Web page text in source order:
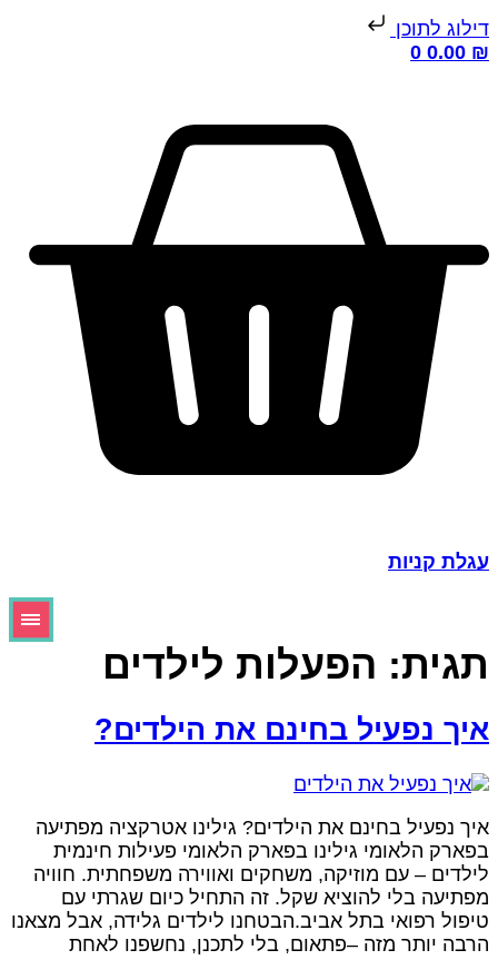
לתוכן
0.00
0
קניות
הפעלות לילדים
נפעיל בחינם את הילדים?
נפעיל בחינם את הילדים? גילינו אטרקציה מפתיעה
הלאומי גילינו בפארק הלאומי פעילות חינמית
– עם מוזיקה, משחקים ואווירה משפחתית. חוויה
בלי להוציא שקל. זה התחיל כיום שגרתי עם
רפואי בתל אביב.הבטחנו לילדים גלידה, אבל מצאנו
יותר מזה –פתאום, בלי לתכנן, נחשפנו לאחת